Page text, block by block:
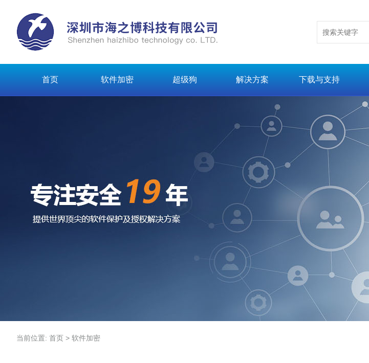
首页 软件加密 超级狗 解决方案 下载与支持
当前位置: 首页 > 软件加密